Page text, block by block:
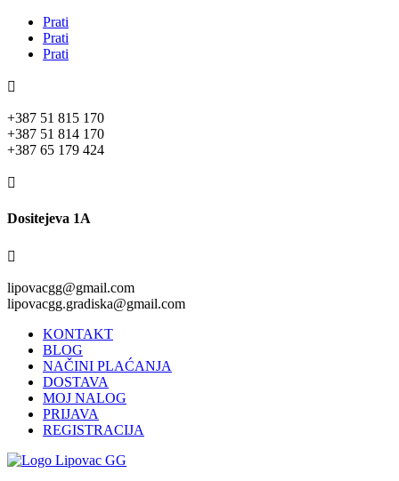
Prati
Prati
Prati

+387 51 815 170
+387 51 814 170
+387 65 179 424

Dositejeva 1A

lipovacgg@gmail.com
lipovacgg.gradiska@gmail.com
KONTAKT
BLOG
NAČINI PLAĆANJA
DOSTAVA
MOJ NALOG
PRIJAVA
REGISTRACIJA